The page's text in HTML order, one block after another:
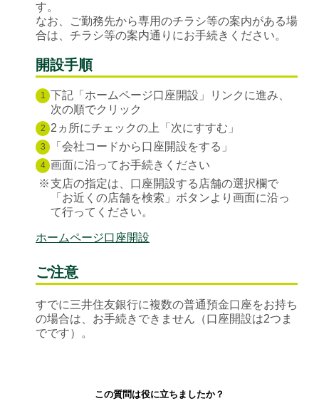
す。
なお、ご勤務先から専用のチラシ等の案内がある場
合は、チラシ等の案内通りにお手続きください。
開設手順
1 下記「ホームページ口座開設」リンクに進み、
次の順でクリック
2 2ヵ所にチェックの上「次にすすむ」
3 「会社コードから口座開設をする」
4 画面に沿ってお手続きください
※支店の指定は、口座開設する店舗の選択欄で
「お近くの店舗を検索」ボタンより画面に沿っ
て行ってください。
ホームページ口座開設
ご注意
すでに三井住友銀行に複数の普通預金口座をお持ち
の場合は、お手続きできません（口座開設は2つま
でです）。
この質問は役に立ちましたか？